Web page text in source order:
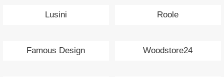
Lusini Roole
Famous Design Woodstore24